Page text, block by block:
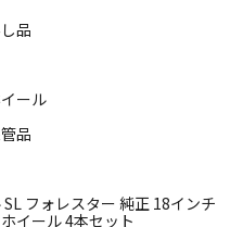
品
ール
品
SL フォレスター 純正 18インチ
イール 4本セット